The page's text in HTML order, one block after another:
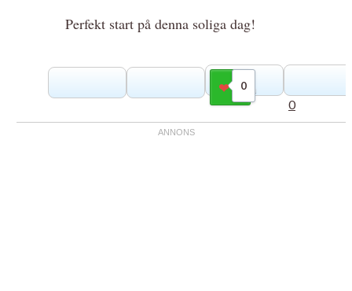
Perfekt start på denna soliga dag!
0
Gilla
0